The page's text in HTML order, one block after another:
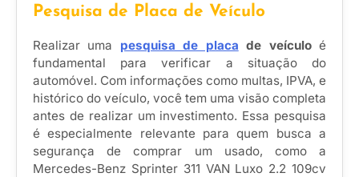
Pesquisa de Placa de Veículo
Realizar uma pesquisa de placa de veículoé
fundamental para verificar a situação do
automóvel. Com informações como multas, IPVA, e
histórico do veículo, você tem uma visão completa
antes de realizar um investimento. Essa pesquisa
é especialmente relevante para quem busca a
segurança de comprar um usado, como a
Mercedes-Benz Sprinter 311 VAN Luxo 2.2 109cv